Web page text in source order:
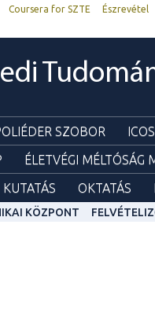
Coursera for SZTE Észrevétel
SZOBOR
ÉLETVÉGI MÉLTÓSÁG
KUTATÁS OKTATÁS
KÖZPONT